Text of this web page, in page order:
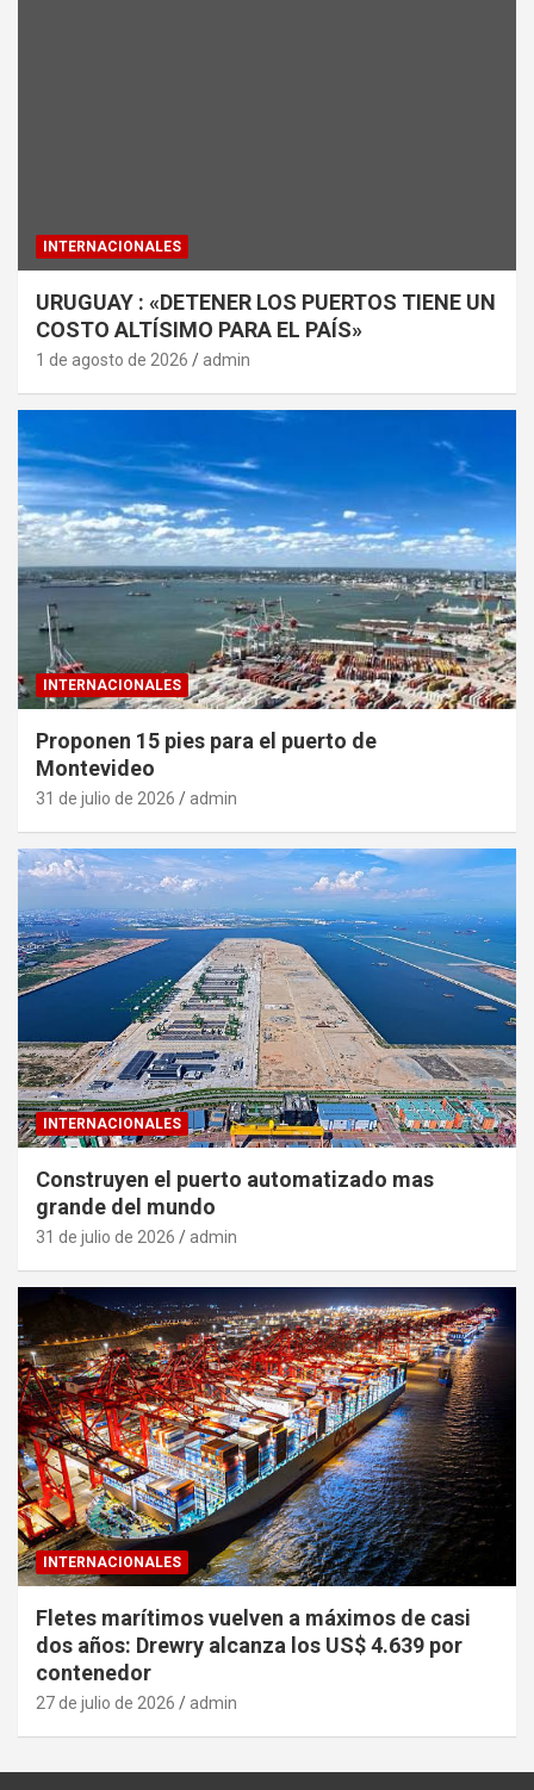
INTERNACIONALES
URUGUAY : «DETENER LOS PUERTOS TIENE UN
COSTO ALTÍSIMO PARA EL PAÍS»
1 de agosto de 2026 admin
INTERNACIONALES
Proponen 15 pies para el puerto de
Montevideo
31 de julio de 2026 admin
INTERNACIONALES
Construyen el puerto automatizado mas
grande del mundo
31 de julio de 2026 admin
INTERNACIONALES
Fletes marítimos vuelven a máximos de casi
dos años: Drewry alcanza los US$ 4.639 por
contenedor
27 de julio de 2026 admin